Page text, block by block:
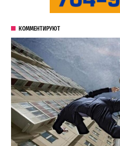
КОММЕНТИРУЮТ